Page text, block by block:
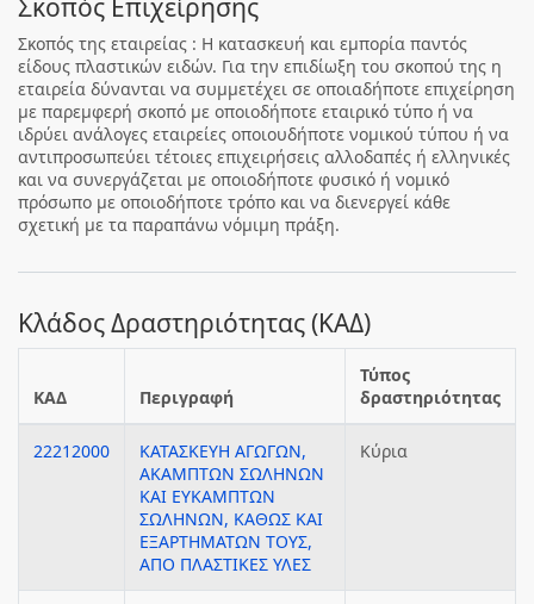
Σκοπός Επιχείρησης
Σκοπός της εταιρείας : Η κατασκευή και εμπορία παντός
είδους πλαστικών ειδών. Για την επιδίωξη του σκοπού της η
εταιρεία δύνανται να συμμετέχει σε οποιαδήποτε επιχείρηση
με παρεμφερή σκοπό με οποιοδήποτε εταιρικό τύπο ή να
ιδρύει ανάλογες εταιρείες οποιουδήποτε νομικού τύπου ή να
αντιπροσωπεύει τέτοιες επιχειρήσεις αλλοδαπές ή ελληνικές
και να συνεργάζεται με οποιοδήποτε φυσικό ή νομικό
πρόσωπο με οποιοδήποτε τρόπο και να διενεργεί κάθε
σχετική με τα παραπάνω νόμιμη πράξη.
Κλάδος Δραστηριότητας (ΚΑΔ)
ΚΑΔ Περιγραφή
Τύπος
δραστηριότητας
22212000
ΚΑΤΑΣΚΕΥΗ ΑΓΩΓΩΝ,
ΑΚΑΜΠΤΩΝ ΣΩΛΗΝΩΝ
ΚΑΙ ΕΥΚΑΜΠΤΩΝ
ΣΩΛΗΝΩΝ, ΚΑΘΩΣ ΚΑΙ
ΕΞΑΡΤΗΜΑΤΩΝ ΤΟΥΣ,
ΑΠΟ ΠΛΑΣΤΙΚΕΣ ΥΛΕΣ
Κύρια